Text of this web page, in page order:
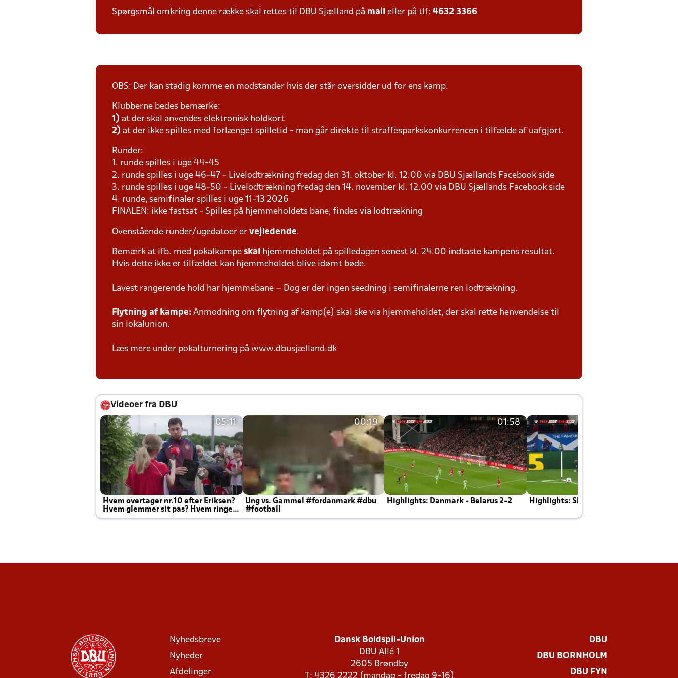
Spørgsmål omkring denne række skal rettes til DBU Sjælland på mail eller på tlf: 4632 3366
OBS: Der kan stadig komme en modstander hvis der står oversidder ud for ens kamp.
Klubberne bedes bemærke:
1) at der skal anvendes elektronisk holdkort
2) at der ikke spilles med forlænget spilletid - man går direkte til straffesparkskonkurrencen i tilfælde af uafgjort.
Runder:
1. runde spilles i uge 44-45
2. runde spilles i uge 46-47 - Livelodtrækning fredag den 31. oktober kl. 12.00 via DBU Sjællands Facebook side
3. runde spilles i uge 48-50 - Livelodtrækning fredag den 14. november kl. 12.00 via DBU Sjællands Facebook side
4. runde, semifinaler spilles i uge 11-13 2026
FINALEN: ikke fastsat - Spilles på hjemmeholdets bane, findes via lodtrækning
Ovenstående runder/ugedatoer er vejledende.
Bemærk at ifb. med pokalkampe skal
hjemmeholdet på spilledagen senest kl. 24.00 indtaste kampens resultat.
Hvis dette ikke er tilfældet kan hjemmeholdet blive idømt bøde.
Lavest rangerende hold har hjemmebane – Dog er der ingen seedning i semifinalerne ren lodtrækning.
Flytning af kampe: Anmodning om flytning af kamp(e) skal ske via hjemmeholdet, der skal rette henvendelse til
sin lokalunion.
Læs mere under pokalturnering på www.dbusjælland.dk
Videoer fra DBU
05:11
Hvem overtager nr.10 efter Eriksen?
Hvem glemmer sit pas? Hvem ringer
Joachim altid til efter kampe?
00:19
Ung vs. Gammel #fordanmark #dbu
#football
01:58
Highlights: Danmark - Belarus 2-2 Highlights: Skotland - Danmark 4-2
Nyhedsbreve
Nyheder
Afdelinger
Dansk Boldspil-Union
DBU Allé 1
2605 Brøndby
DBU
DBU BORNHOLM
DBU FYN